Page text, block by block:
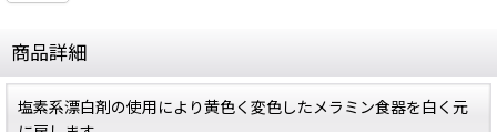
商品詳細
塩素系漂白剤の使用により黄色く変色したメラミン食器を白く元